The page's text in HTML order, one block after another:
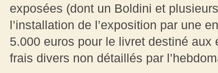
exposées (dont un Boldini et
l’installation de l’exposition par une
5.000 euros pour le livret destiné aux
frais divers non détaillés par